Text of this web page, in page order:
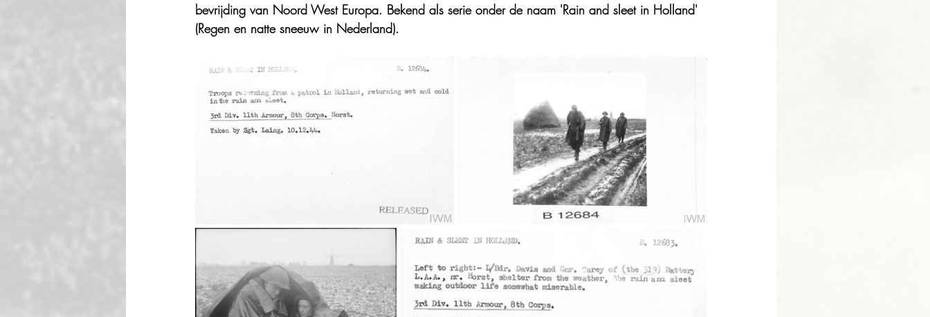
bevrijding van Noord West Europa. Bekend als serie onder de naam 'Rain and sleet in Holland'
(Regen en natte sneeuw in Nederland).